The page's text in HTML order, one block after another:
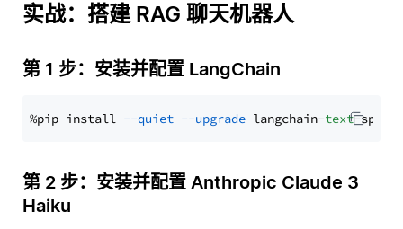
实战：搭建 RAG 聊天机器人
第 1 步：安装并配置 LangChain
%pip install --quiet --upgrade langchain-text
第 2 步：安装并配置 Anthropic Claude 3
Haiku